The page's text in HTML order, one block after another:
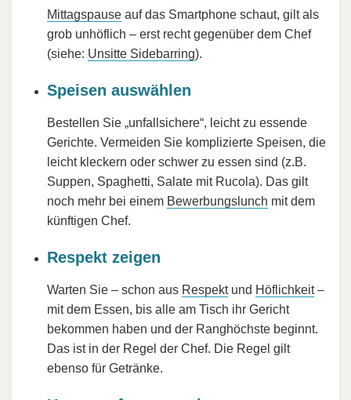
Mittagspause auf das Smartphone schaut, gilt als
grob unhöflich – erst recht gegenüber dem Chef
(siehe: Unsitte Sidebarring).
Speisen auswählen
Bestellen Sie „unfallsichere“, leicht zu essende
Gerichte. Vermeiden Sie komplizierte Speisen, die
leicht kleckern oder schwer zu essen sind (z.B.
Suppen, Spaghetti, Salate mit Rucola). Das gilt
noch mehr bei einem Bewerbungslunch mit dem
künftigen Chef.
Respekt zeigen
Warten Sie – schon aus Respektund Höflichkeit–
mit dem Essen, bis alle am Tisch ihr Gericht
bekommen haben und der Ranghöchste beginnt.
Das ist in der Regel der Chef. Die Regel gilt
ebenso für Getränke.